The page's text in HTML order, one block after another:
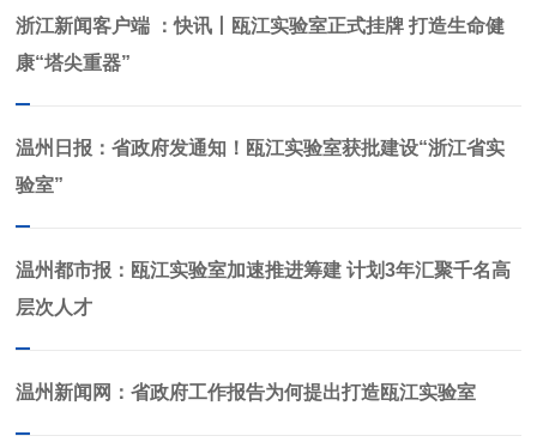
浙江新闻客户端 ：快讯丨瓯江实验室正式挂牌 打造生命健
康“塔尖重器”
温州日报：省政府发通知！瓯江实验室获批建设“浙江省实
验室”
温州都市报：瓯江实验室加速推进筹建 计划3年汇聚千名高
层次人才
温州新闻网：省政府工作报告为何提出打造瓯江实验室